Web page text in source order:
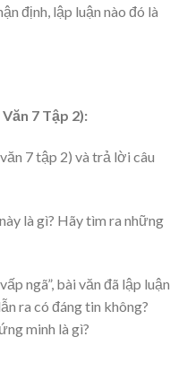
định, lập luận nào đó là
7 Tập 2):
7 tập 2) và trả lời câu
là gì? Hãy tìm ra những
ngã”, bài văn đã lập luận
ra có đáng tin không?
minh là gì?